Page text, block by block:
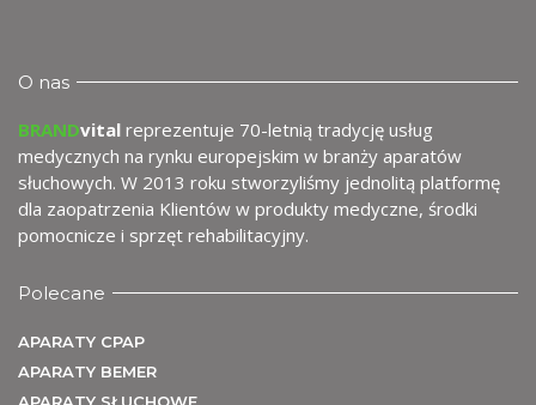
O nas
BRANDvital reprezentuje 70-letnią tradycję usług
medycznych na rynku europejskim w branży aparatów
słuchowych. W 2013 roku stworzyliśmy jednolitą platformę
dla zaopatrzenia Klientów w produkty medyczne, środki
pomocnicze i sprzęt rehabilitacyjny.
Polecane
APARATY CPAP
APARATY BEMER
APARATY SŁUCHOWE